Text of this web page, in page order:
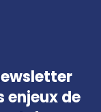
enjeux de